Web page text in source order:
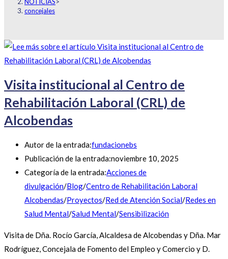
concejales
Visita institucional al Centro de
Rehabilitación Laboral (CRL) de
Alcobendas
Autor de la entrada:fundacionebs
Publicación de la entrada:noviembre 10, 2025
Categoría de la entrada:Acciones de
divulgación/Blog/Centro de Rehabilitación Laboral
Alcobendas/Proyectos/Red de Atención Social/Redes en
Salud Mental/Salud Mental/Sensibilización
Visita de Dña. Rocío García, Alcaldesa de Alcobendas y Dña. Mar
Rodríguez, Concejala de Fomento del Empleo y Comercio y D.